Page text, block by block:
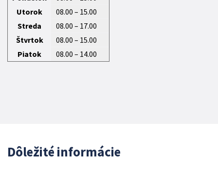
Utorok
08.00 – 15.00
Streda
08.00 – 17.00
Štvrtok
08.00 – 15.00
Piatok
08.00 – 14.00
Dôležité informácie